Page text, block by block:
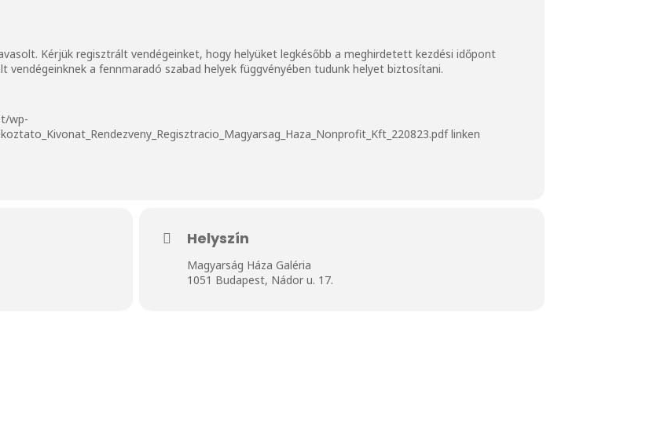
Kérjük regisztrált vendégeinket, hogy helyüket legkésőbb a meghirdetett kezdési időpont
vendégeinknek a fennmaradó szabad helyek függvényében tudunk helyet biztosítani.
wp-
linken
Helyszín
Magyarság Háza Galéria
1051 Budapest, Nádor u. 17.